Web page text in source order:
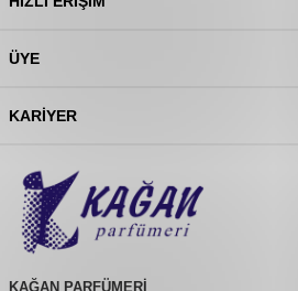
ÜYE
KARIYER
KAĞAN PARFÜMERİ